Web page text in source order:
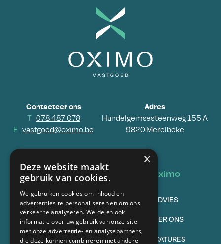
Contacteer ons
T 078 487 078
E vastgoed@oximo.be
Adres
Hundelgemsesteenweg 155 A
9820 Merelbeke
Vastgoed
TE KOOP
VERKOPEN
TE HUUR
Oximo
ADVIES
OVER ONS
VACATURES
×
Deze website maakt
gebruik van cookies.
We gebruiken cookies om inhoud en
advertenties te personaliseren en om ons
verkeer te analyseren. We delen ook
informatie over uw gebruik van onze site
met onze advertentie- en analysepartners,
die deze kunnen combineren met andere